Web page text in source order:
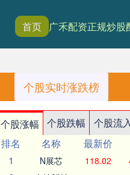
首页 广禾配资正规炒股
个股实时涨跌榜
个股涨幅 个股跌幅 个股流
排名
名称 最新价
1
N展芯 118.02